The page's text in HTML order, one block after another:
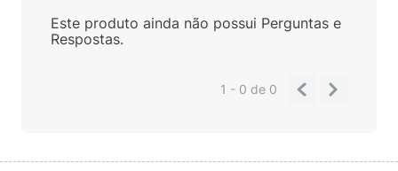
Este produto ainda não possui Perguntas e
Respostas.
1 - 0de 0